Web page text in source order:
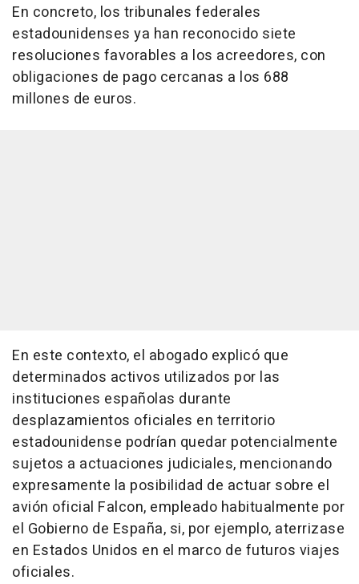
En concreto, los tribunales federales
estadounidenses ya han reconocido siete
resoluciones favorables a los acreedores, con
obligaciones de pago cercanas a los 688
millones de euros.
En este contexto, el abogado explicó que
determinados activos utilizados por las
instituciones españolas durante
desplazamientos oficiales en territorio
estadounidense podrían quedar potencialmente
sujetos a actuaciones judiciales, mencionando
expresamente la posibilidad de actuar sobre el
avión oficial Falcon, empleado habitualmente por
el Gobierno de España, si, por ejemplo, aterrizase
en Estados Unidos en el marco de futuros viajes
oficiales.